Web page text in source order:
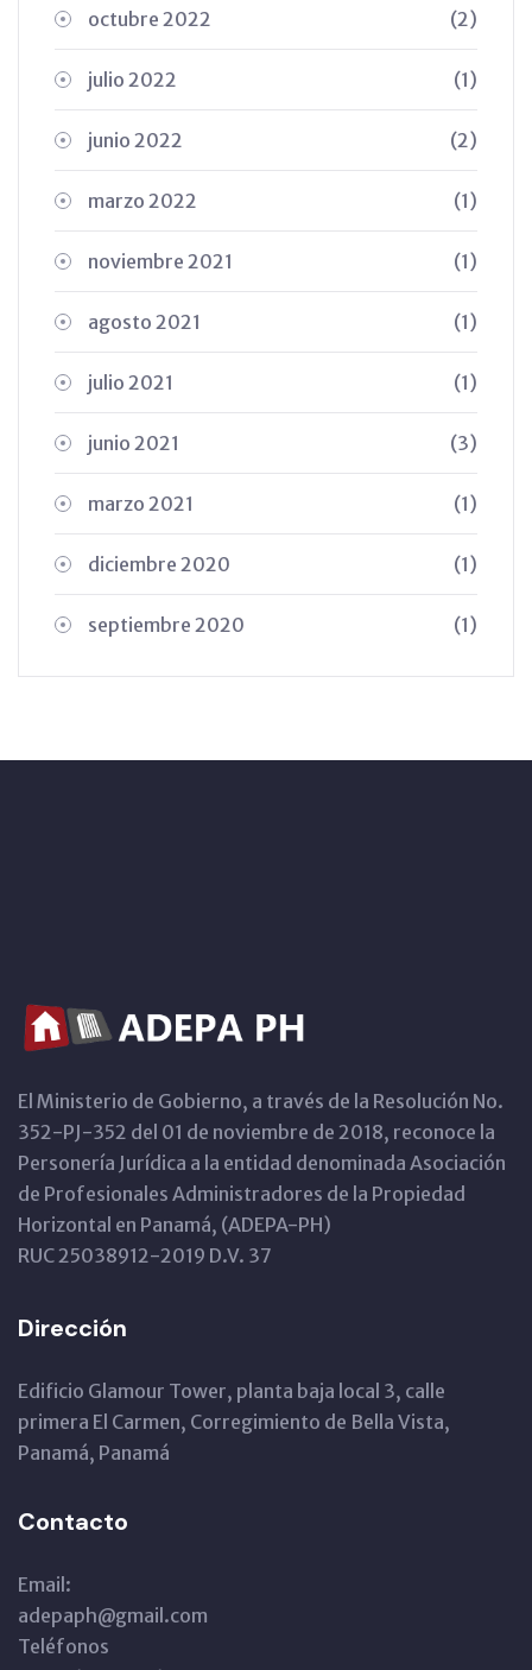
octubre 2022 (2)
julio 2022 (1)
junio 2022 (2)
marzo 2022 (1)
noviembre 2021 (1)
agosto 2021 (1)
julio 2021 (1)
junio 2021 (3)
marzo 2021 (1)
diciembre 2020 (1)
septiembre 2020 (1)
El Ministerio de Gobierno, a través de la Resolución No.
352-PJ-352 del 01 de noviembre de 2018, reconoce la
Personería Jurídica a la entidad denominada Asociación
de Profesionales Administradores de la Propiedad
Horizontal en Panamá, (ADEPA-PH)
RUC 25038912-2019 D.V. 37
Dirección
Edificio Glamour Tower, planta baja local 3, calle
primera El Carmen, Corregimiento de Bella Vista,
Panamá, Panamá
Contacto
Email:
adepaph@gmail.com
Teléfonos